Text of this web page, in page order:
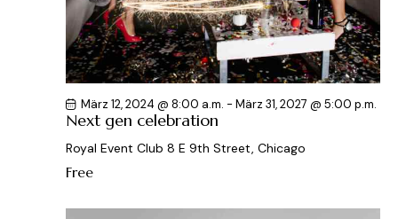
Next gen celebration
März 12, 2024 @ 8:00 a.m. - März 31, 2027 @ 5:00 p.m.
Royal Event Club 8 E 9th Street, Chicago
Free